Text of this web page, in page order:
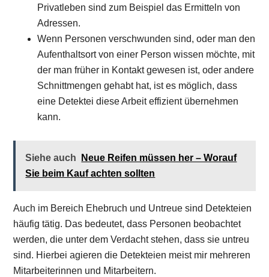
Privatleben sind zum Beispiel das Ermitteln von
Adressen.
Wenn Personen verschwunden sind, oder man den
Aufenthaltsort von einer Person wissen möchte, mit
der man früher in Kontakt gewesen ist, oder andere
Schnittmengen gehabt hat, ist es möglich, dass
eine Detektei diese Arbeit effizient übernehmen
kann.
Siehe auch
Neue Reifen müssen her – Worauf
Sie beim Kauf achten sollten
Auch im Bereich Ehebruch und Untreue sind Detekteien
häufig tätig. Das bedeutet, dass Personen beobachtet
werden, die unter dem Verdacht stehen, dass sie untreu
sind. Hierbei agieren die Detekteien meist mir mehreren
Mitarbeiterinnen und Mitarbeitern.